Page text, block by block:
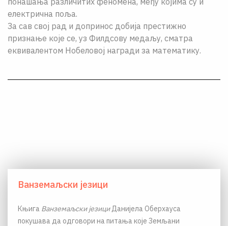
електрична поља.
За сав свој рад и допринос добија престижно
признање којe се, уз Филдсову медаљу, сматра
еквивалентом Нобеловој награди за математику.
Ванземаљски језици
Књига Ванземаљски језициДанијела Оберхауса
покушава да одговори на питања које Земљани